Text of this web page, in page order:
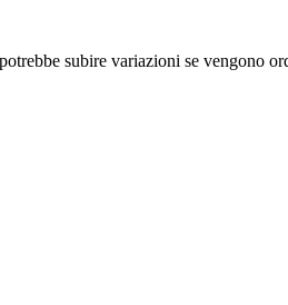
subire variazioni se vengono